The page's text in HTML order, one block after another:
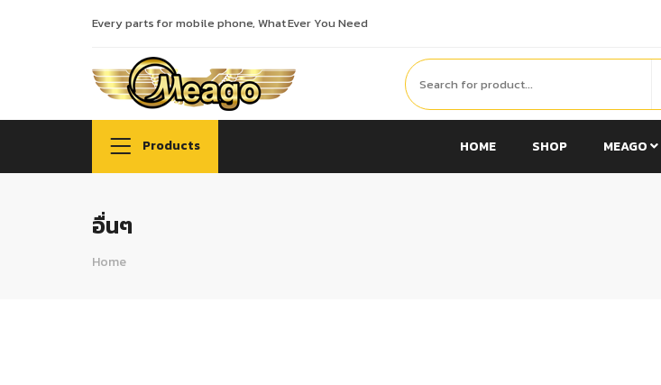
Every parts for mobile phone, What Ever You Need
Products HOME SHOP MEAGO
อื่นๆ
Home